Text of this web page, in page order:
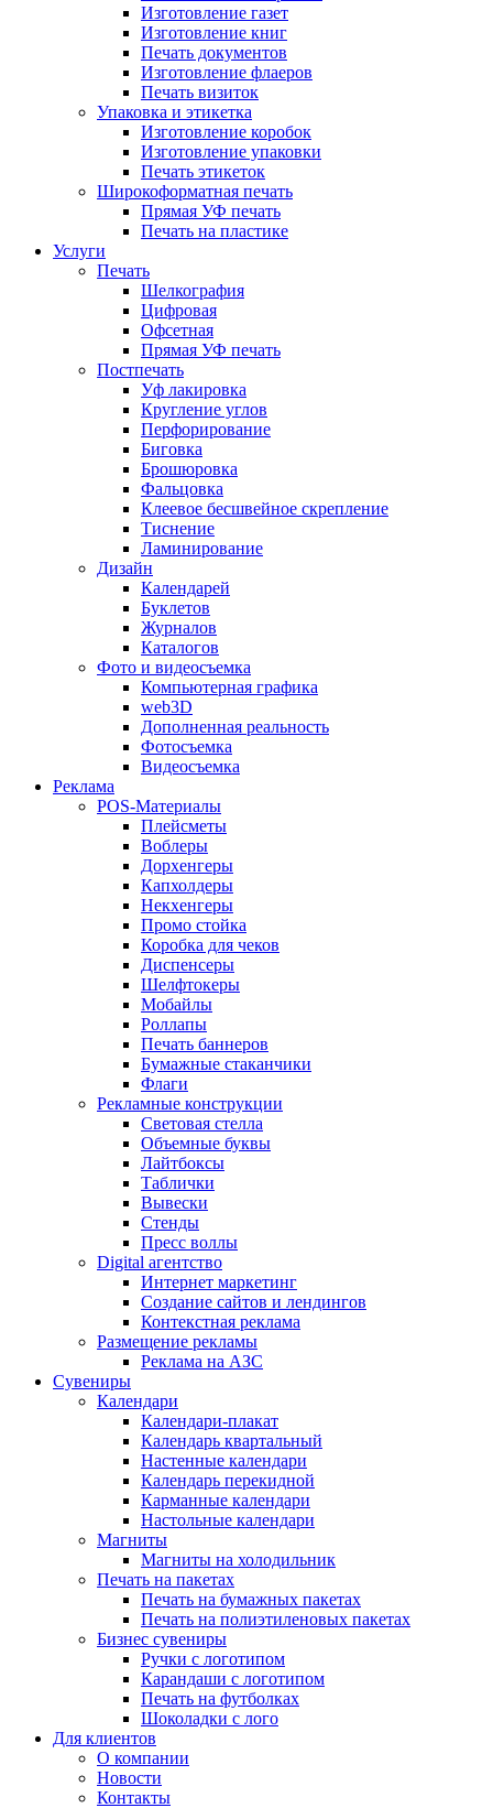
Изготовление газет
Изготовление книг
Печать документов
Изготовление флаеров
Печать визиток
Упаковка и этикетка
Изготовление коробок
Изготовление упаковки
Печать этикеток
Широкоформатная печать
Прямая УФ печать
Печать на пластике
Услуги
Печать
Шелкография
Цифровая
Офсетная
Прямая УФ печать
Постпечать
Уф лакировка
Кругление углов
Перфорирование
Биговка
Брошюровка
Фальцовка
Клеевое бесшвейное скрепление
Тиснение
Ламинирование
Дизайн
Календарей
Буклетов
Журналов
Каталогов
Фото и видеосъемка
Компьютерная графика
web3D
Дополненная реальность
Фотосъемка
Видеосъемка
Реклама
POS-Материалы
Плейсметы
Воблеры
Дорхенгеры
Капхолдеры
Некхенгеры
Промо стойка
Коробка для чеков
Диспенсеры
Шелфтокеры
Мобайлы
Роллапы
Печать баннеров
Бумажные стаканчики
Флаги
Рекламные конструкции
Световая стелла
Объемные буквы
Лайтбоксы
Таблички
Вывески
Стенды
Пресс воллы
Digital агентство
Интернет маркетинг
Создание сайтов и лендингов
Контекстная реклама
Размещение рекламы
Реклама на АЗС
Сувениры
Календари
Календари-плакат
Календарь квартальный
Настенные календари
Календарь перекидной
Карманные календари
Настольные календари
Магниты
Магниты на холодильник
Печать на пакетах
Печать на бумажных пакетах
Печать на полиэтиленовых пакетах
Бизнес сувениры
Ручки с логотипом
Карандаши с логотипом
Печать на футболках
Шоколадки с лого
Для клиентов
О компании
Новости
Контакты